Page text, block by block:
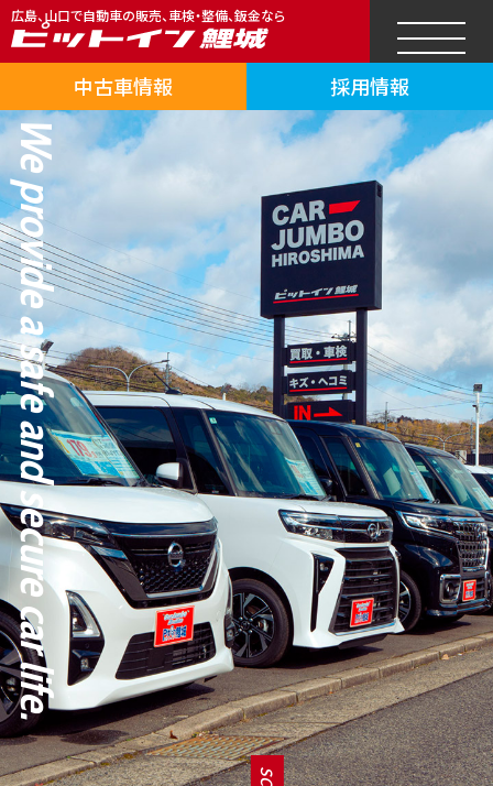
広島、山口で自動車の販売、車検・整備、鈑金なら
中古車情報 採用情報
We provide a safe and secure car life.